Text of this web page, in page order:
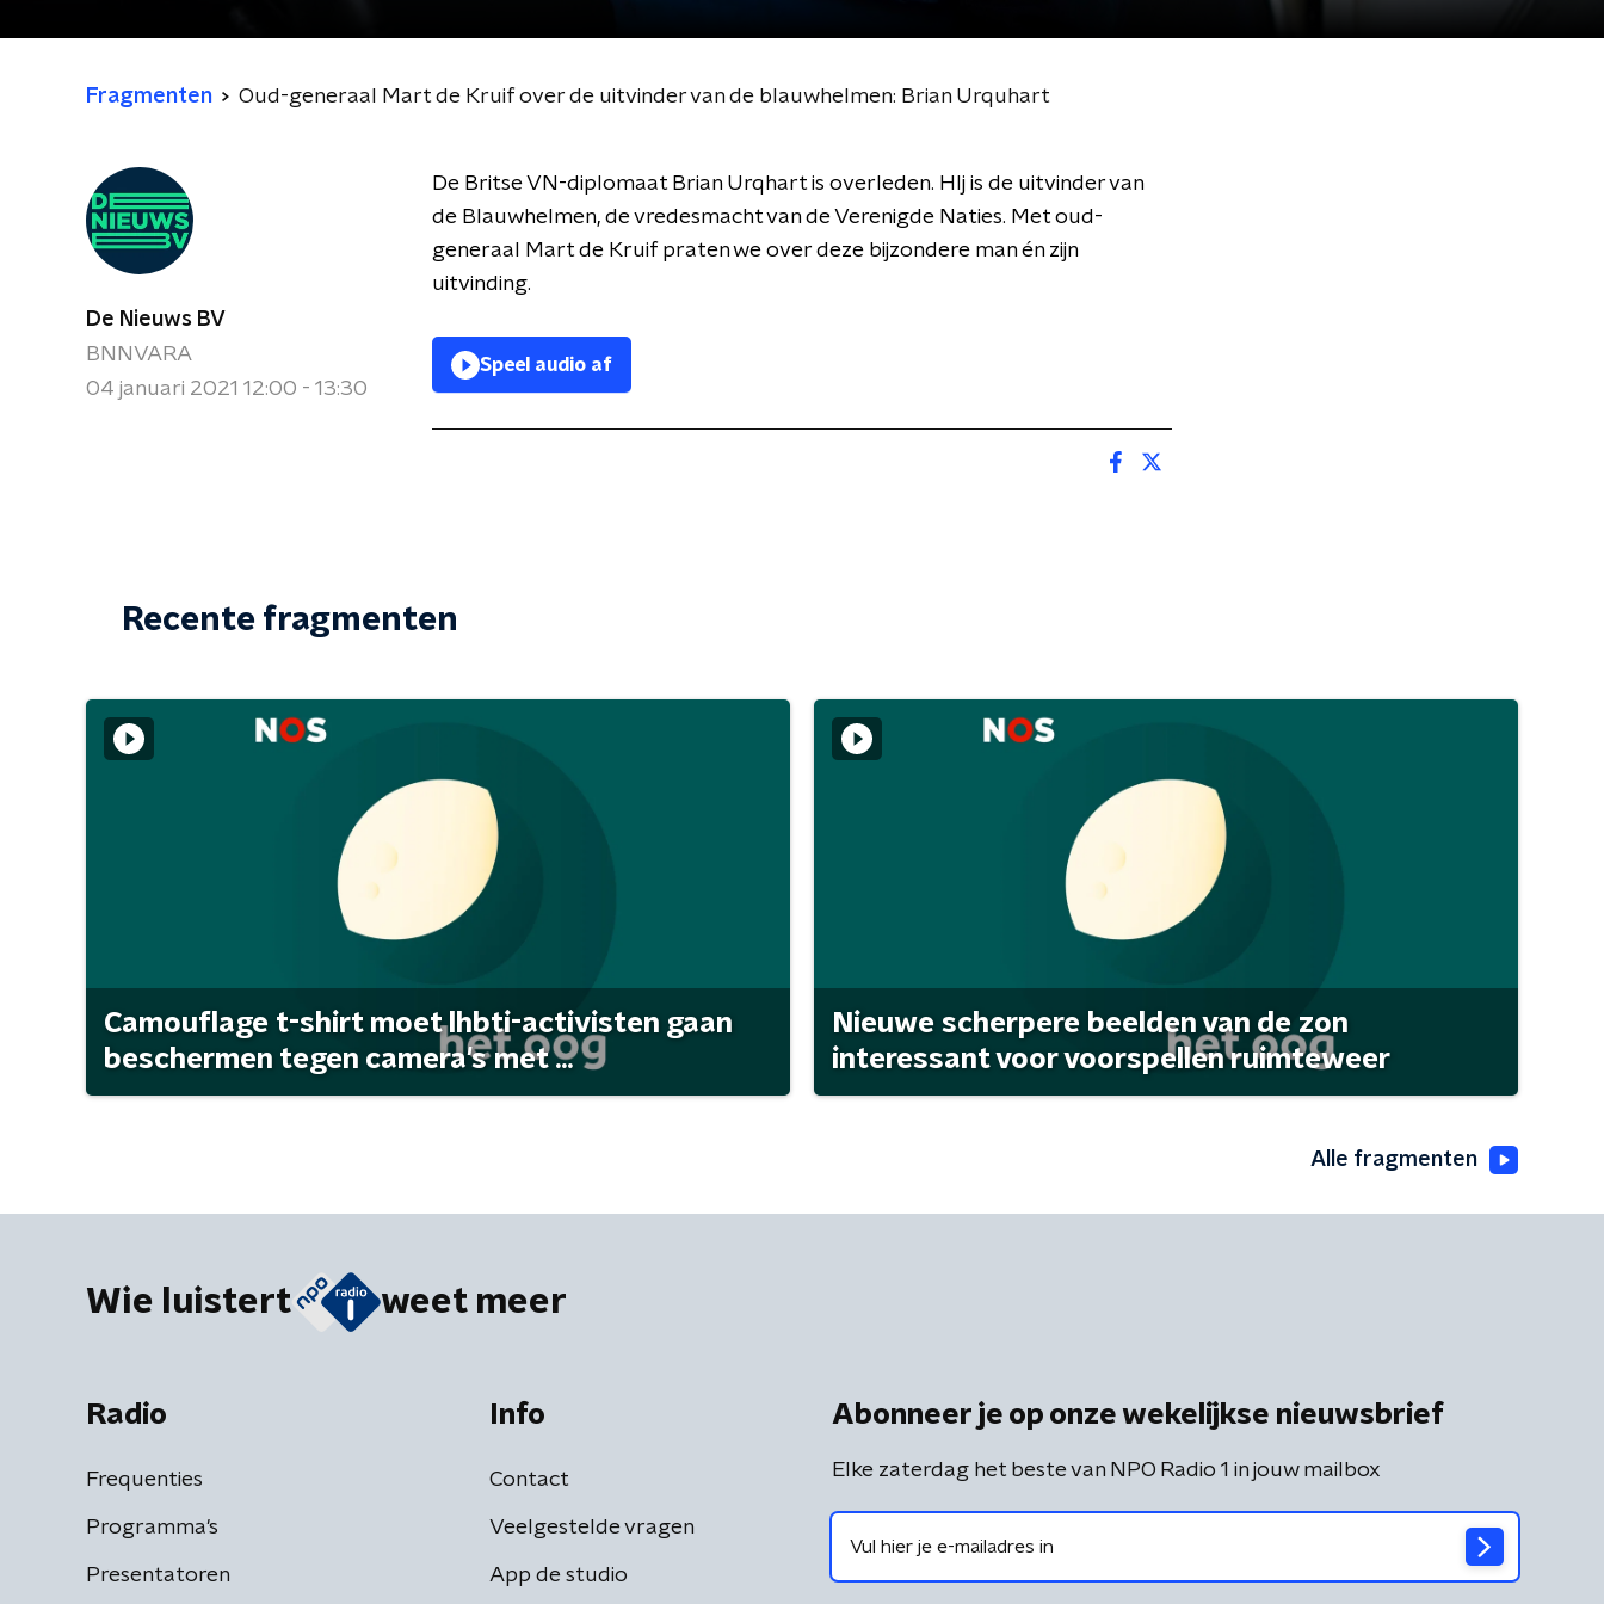
Fragmenten Oud-generaal Mart de Kruif over de uitvinder van de blauwhelmen: Brian Urquhart
De Nieuws BV
BNNVARA
04 januari 2021 12:00 - 13:30
De Britse VN-diplomaat Brian Urqhart is overleden. HIj is de uitvinder van
de Blauwhelmen, de vredesmacht van de Verenigde Naties. Met oud-
generaal Mart de Kruif praten we over deze bijzondere man én zijn
uitvinding.
Speel audio af
Recente fragmenten
Camouflage t-shirt moet lhbti-activisten gaan
beschermen tegen camera's met ...
Nieuwe scherpere beelden van de zon
interessant voor voorspellen ruimteweer
Alle fragmenten
Wie luistert weet meer
Radio
Frequenties
Programma's
Presentatoren
Info
Contact
Veelgestelde vragen
App de studio
Abonneer je op onze wekelijkse nieuwsbrief
Elke zaterdag het beste van NPO Radio 1 in jouw mailbox